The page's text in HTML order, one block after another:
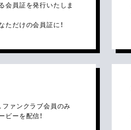
会員証を発行いたしま
ただけの会員証に！
ファンクラブ会員のみ
ビーを配信！